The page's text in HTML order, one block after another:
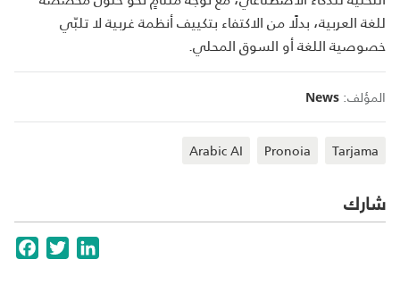
للغة العربية، بدلًا من الاكتفاء بتكييف أنظمة غربية لا تلبّي
خصوصية اللغة أو السوق المحلي.
المؤلف: News
Tarjama
Pronoia
Arabic AI
شارك
TwitterLinkedIn